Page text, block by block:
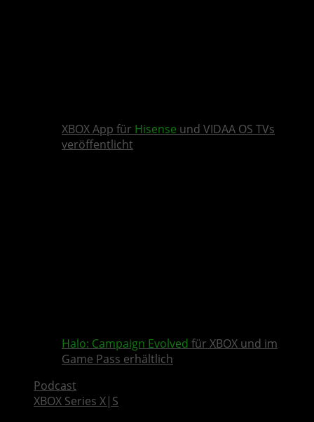
XBOX App für Hisense und VIDAA OS TVs
veröffentlicht
Halo: Campaign Evolved für XBOX und im
Game Pass erhältlich
Podcast
XBOX Series X|S